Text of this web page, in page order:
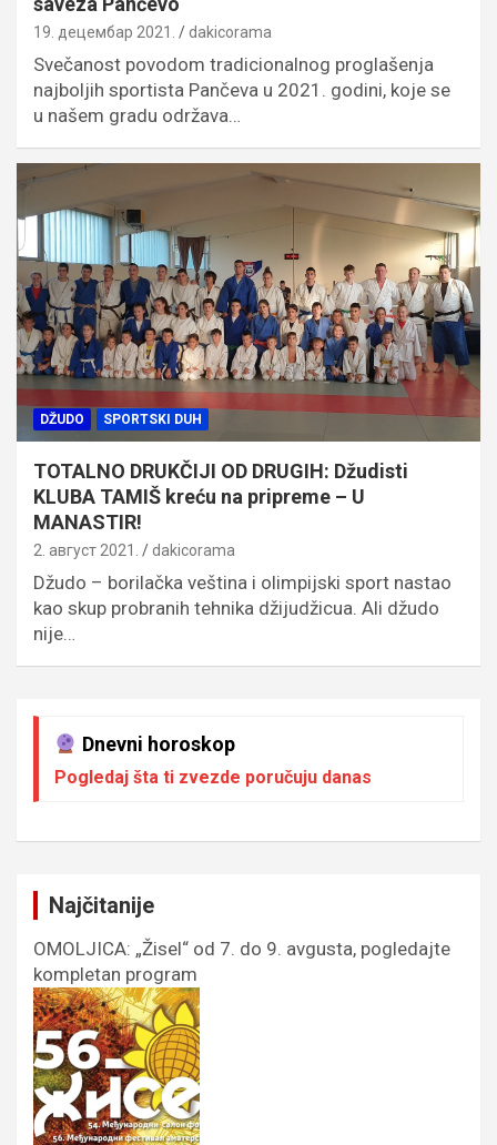
19. децембар 2021. dakicorama
Svečanost povodom tradicionalnog proglašenja
najboljih sportista Pančeva u 2021. godini, koje se
u našem gradu održava…
DŽUDO SPORTSKI DUH
TOTALNO DRUKČIJI OD DRUGIH: Džudisti
KLUBA TAMIŠ kreću na pripreme – U
MANASTIR!
2. август 2021. dakicorama
Džudo – borilačka veština i olimpijski sport nastao
kao skup probranih tehnika džijudžicua. Ali džudo
nije…
Dnevni horoskop
Pogledaj šta ti zvezde poručuju danas
Najčitanije
OMOLJICA: „Žisel“ od 7. do 9. avgusta, pogledajte
kompletan program